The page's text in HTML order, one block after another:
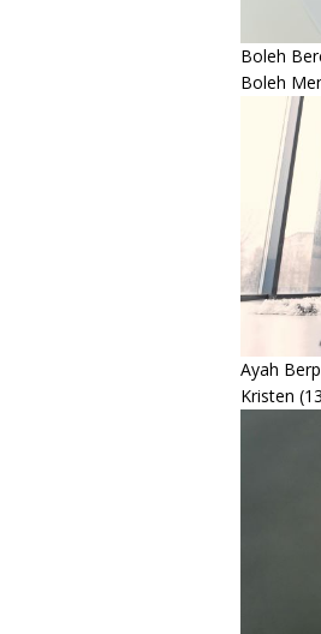
Boleh
Boleh
Ayah
Kristen